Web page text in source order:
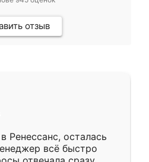
отзыв
Ренессанс, осталась
всё быстро